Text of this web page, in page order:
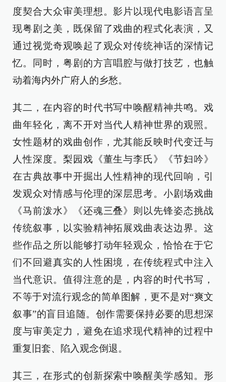
度契合大众审美理想。影片以现代电影语言呈
现粤剧之美，既保留了戏曲的程式化表演，又
通过视觉奇观唤起了观众对传统神话的深情记
忆。同时，粤剧的方言唱腔与做打技艺，也触
动着海内外广府人的乡愁。
其二，在内容的时代书写中唤醒精神共鸣。戏
曲年轻化，离不开对当代人精神世界的观照。
女性题材的戏曲创作，尤其能反映时代变迁与
人性深度。梨园戏《董生与李氏》《节妇吟》
在古典故事中开掘出人性精神的现代回响，引
发观众对情感与伦理的深层思考。小剧场戏曲
《马前泼水》《还魂三叠》则以先锋姿态挑战
传统叙事，以实验精神拓展戏曲表达边界。这
些作品之所以能够打动年轻观众，恰恰在于它
们不回避真实的人性困境，在传统程式中注入
当代意识。值得注意的是，内容的时代书写，
不等于对流行观念的简单图解，更不是对“爽文
叙事”的盲目追随。创作需要保持必要的思想深
度与审美定力，避免在追求现代精神的过程中
重复旧套、陷入观念倒退。
其三，在形式的创新探索中唤醒美学感知。形